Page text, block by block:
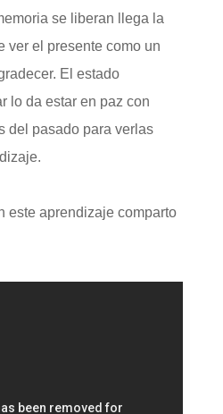
se liberan llega la
ver el presente como un
El estado
lo da estar en paz con
del pasado para verlas
este aprendizaje comparto